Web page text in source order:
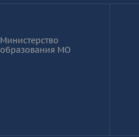
Министерство
образования МО